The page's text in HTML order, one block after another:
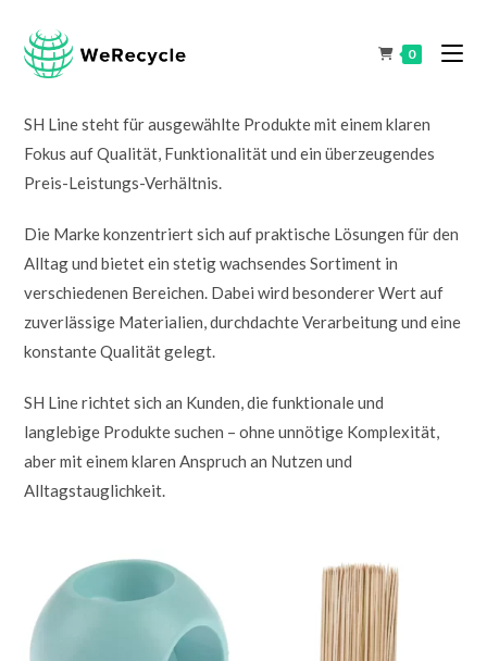
0
SH Line steht für ausgewählte Produkte mit einem klaren
Fokus auf Qualität, Funktionalität und ein überzeugendes
Preis-Leistungs-Verhältnis.
Die Marke konzentriert sich auf praktische Lösungen für den
Alltag und bietet ein stetig wachsendes Sortiment in
verschiedenen Bereichen. Dabei wird besonderer Wert auf
zuverlässige Materialien, durchdachte Verarbeitung und eine
konstante Qualität gelegt.
SH Line richtet sich an Kunden, die funktionale und
langlebige Produkte suchen – ohne unnötige Komplexität,
aber mit einem klaren Anspruch an Nutzen und
Alltagstauglichkeit.